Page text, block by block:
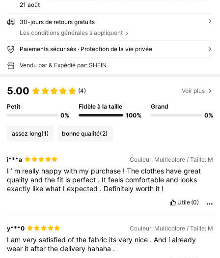
21 août
30-jours de retours gratuits
Les conditions générales s'appliquent
Paiements sécurisés · Protection de la vie privée
Vendu par & Expédié par: SHEIN
5.00 (4) Voir plus
Petit
0%
Fidèle à la taille
100%
Grand
0%
assez long(1) bonne qualité(2)
i***a Couleur: Multicolore / Taille: M
I’ m really happywith my purchase !Theclothes havegreat
qualityandthefit is perfect . Itfeelscomfortableand looks
exactly likewhat Iexpected . Definitelyworth it !
Utile (0)
y***0 Couleur: Multicolore / Taille: M
Iamverysatisfiedofthefabric itsvery nice .And ialready
wear itafterthedelivery hahaha .